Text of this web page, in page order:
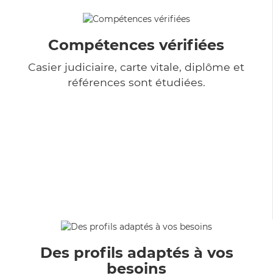
Compétences vérifiées
Casier judiciaire, carte vitale, diplôme et
références sont étudiées.
Des profils adaptés à vos
besoins